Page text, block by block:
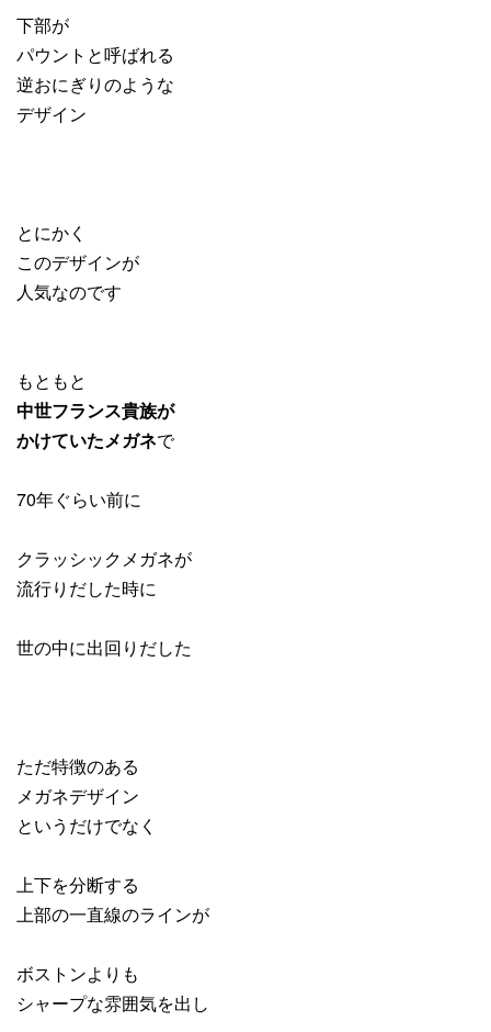
下部が
パウントと呼ばれる
逆おにぎりのような
デザイン
とにかく
このデザインが
人気なのです
もともと
中世フランス貴族が
かけていたメガネで
70年ぐらい前に
クラッシックメガネが
流行りだした時に
世の中に出回りだした
ただ特徴のある
メガネデザイン
というだけでなく
上下を分断する
上部の一直線のラインが
ボストンよりも
シャープな雰囲気を出し